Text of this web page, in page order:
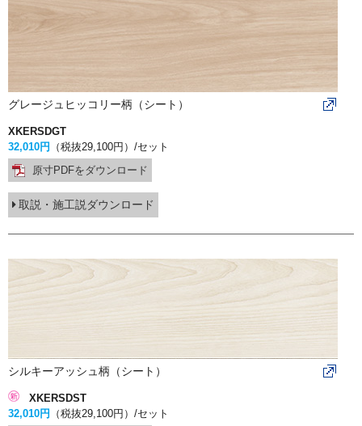
グレージュヒッコリー柄（シート）
XKERSDGT
32,010円
（税抜29,100円） /セット
原寸PDFをダウンロード
取説・施工説ダウンロード
シルキーアッシュ柄（シート）
XKERSDST
32,010円
（税抜29,100円） /セット